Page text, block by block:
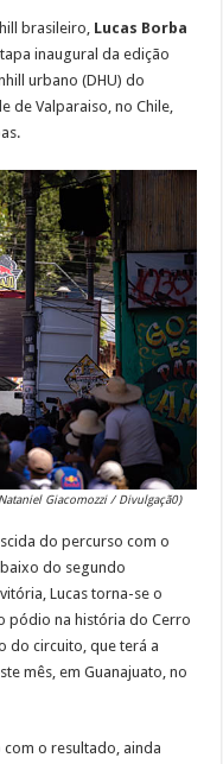
brasileiro, Lucas Borba
inaugural da edição
urbano (DHU) do
de Valparaiso, no Chile,
Giacomozzi / Divulgaçã0)
do percurso com o
do segundo
Lucas torna-se o
pódio na história do Cerro
do circuito, que terá a
mês, em Guanajuato, no
o resultado, ainda